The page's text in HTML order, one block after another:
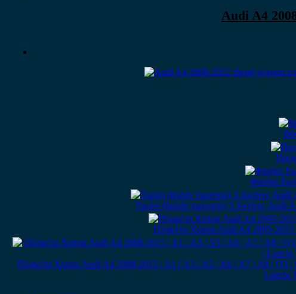
Audi A4
Φανάρι
Τιμόνι (βολάν τιμονιού) 3 Ακτίνες
Πλακέτα Xenon Audi A4 2005-
Πλακέτα Xenon Audi A4 2008-2015 / A1 / A3 / A5 / A6 / A7 / A8 / Q3 /
Lancia